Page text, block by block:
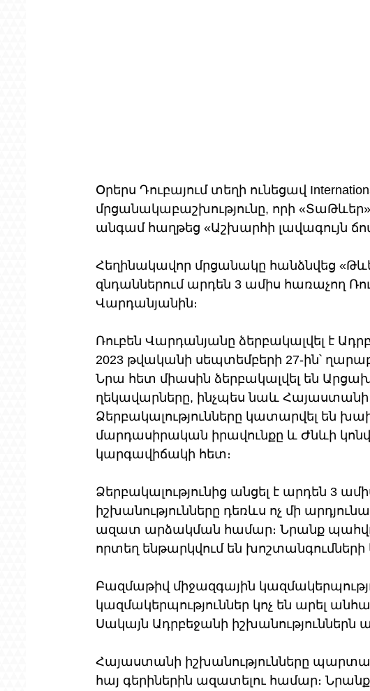
Օրերս Դուբայում տեղի ունեցավ
մրցանակաբաշխությունը, որի
անգամ հաղթեց «Աշխարհի լավագույն
Հեղինակավոր մրցանակը հանձնվեց
զնդաններում արդեն 3 ամիս հառաչող
Վարդանյանին։
Ռուբեն Վարդանյանը ձերբակալվել է
2023 թվականի սեպտեմբերի 27-ին՝
Նրա հետ միասին ձերբակալվել են
ղեկավարները, ինչպես նաև Հայաստանի
Ձերբակալությունները կատարվել են
մարդասիրական իրավունքը և Ժնևի
կարգավիճակի հետ։
Ձերբակալությունից անցել է արդեն 3
իշխանությունները դեռևս ոչ մի
ազատ արձակման համար։ Նրանք
որտեղ ենթարկվում են
Բազմաթիվ միջազգային
կազմակերպություններ կոչ են արել
Սակայն Ադրբեջանի իշխանություններն
Հայաստանի իշխանությունները
հայ գերիներին ազատելու համար։